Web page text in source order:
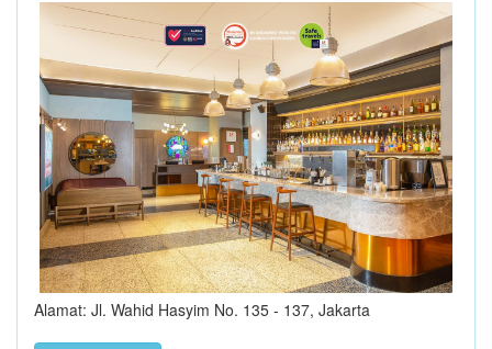
Alamat: Jl. Wahid Hasyim No. 135 - 137, Jakarta